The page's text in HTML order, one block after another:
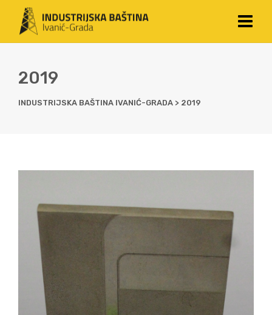
2019
INDUSTRIJSKA BAŠTINA IVANIĆ-GRADA > 2019